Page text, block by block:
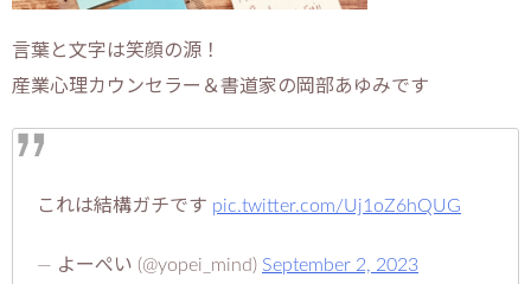
言葉と文字は笑顔の源！
産業心理カウンセラー＆書道家の岡部あゆみです
これは結構ガチです pic.twitter.com/Uj1oZ6hQUG
— よーぺい (@yopei_mind) September 2, 2023